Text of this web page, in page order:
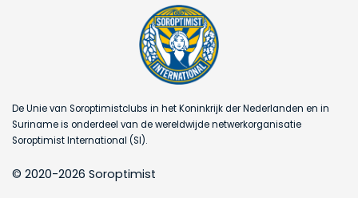
De Unie van Soroptimistclubs in het Koninkrijk der Nederlanden en in
Suriname is onderdeel van de wereldwijde netwerkorganisatie
Soroptimist International (SI).
© 2020-2026 Soroptimist